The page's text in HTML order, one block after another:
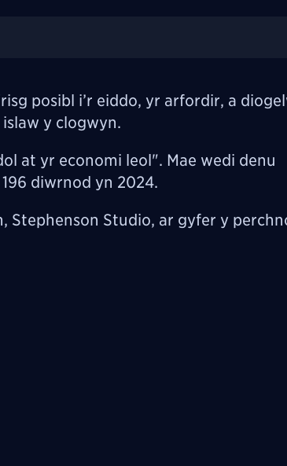
posibl i’r eiddo, yr arfordir, a
y clogwyn.
at yr economi leol". Mae wedi denu
diwrnod yn 2024.
Stephenson Studio, ar gyfer y